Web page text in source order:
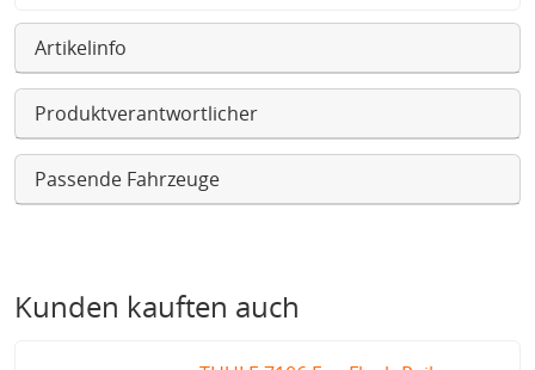
Artikelinfo
Produktverantwortlicher
Passende Fahrzeuge
Kunden kauften auch